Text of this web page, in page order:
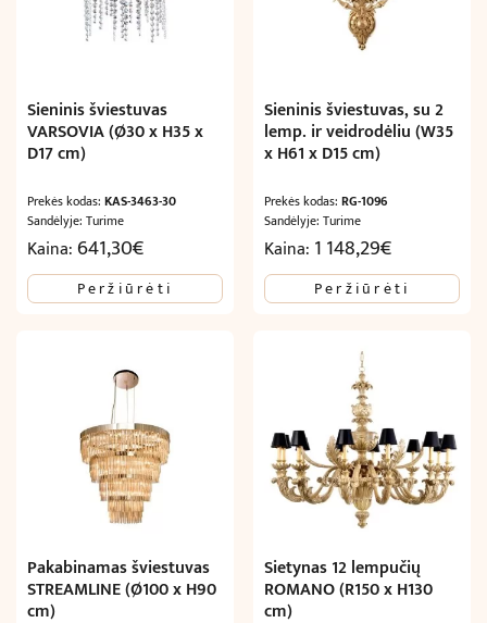
Sieninis šviestuvas
VARSOVIA (Ø30 x H35 x
D17 cm)
Prekės kodas: KAS-3463-30
Sandėlyje: Turime
Kaina:641,30€
Peržiūrėti
Sieninis šviestuvas, su 2
lemp. ir veidrodėliu (W35
x H61 x D15 cm)
Prekės kodas:RG-1096
Sandėlyje: Turime
Kaina: 1 148,29€
Peržiūrėti
Pakabinamas šviestuvas
STREAMLINE (Ø100 x H90
cm)
Sietynas 12 lempučių
ROMANO (R150 x H130
cm)